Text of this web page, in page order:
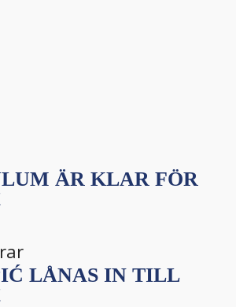
ÄR KLAR FÖR
LÅNAS IN TILL